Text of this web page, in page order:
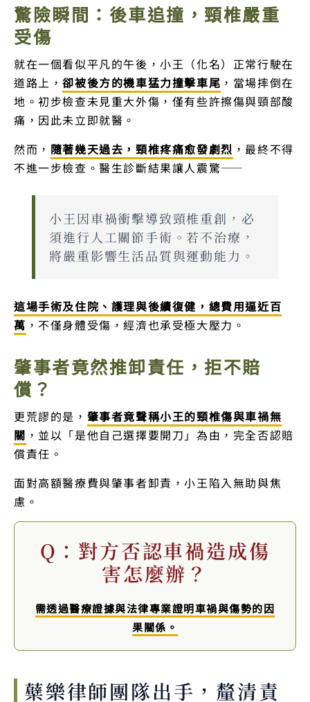
驚險瞬間：後車追撞，頸椎嚴重
受傷
就在一個看似平凡的午後，小王（化名）正常行駛在
道路上，卻被後方的機車猛力撞擊車尾 ，當場摔倒在
地。初步檢查未見重大外傷，僅有些許擦傷與頸部酸
痛，因此未立即就醫。
然而， 隨著幾天過去，頸椎疼痛愈發劇烈 ，最終不得
不進一步檢查。醫生診斷結果讓人震驚——
小王因車禍衝擊導致頸椎重創，必
須進行人工關節手術。若不治療，
將嚴重影響生活品質與運動能力。
這場手術及住院、護理與後續復健，總費用逼近百
萬 ，不僅身體受傷，經濟也承受極大壓力。
肇事者竟然推卸責任，拒不賠
償？
更荒謬的是， 肇事者竟聲稱小王的頸椎傷與車禍無
關 ，並以「是他自己選擇要開刀」為由，完全否認賠
償責任。
面對高額醫療費與肇事者卸責，小王陷入無助與焦
慮。
Q：對方否認車禍造成傷
害怎麼辦？
需透過醫療證據與法律專業證明車禍與傷勢的因
果關係。
蘗樂律師團隊出手，釐清責